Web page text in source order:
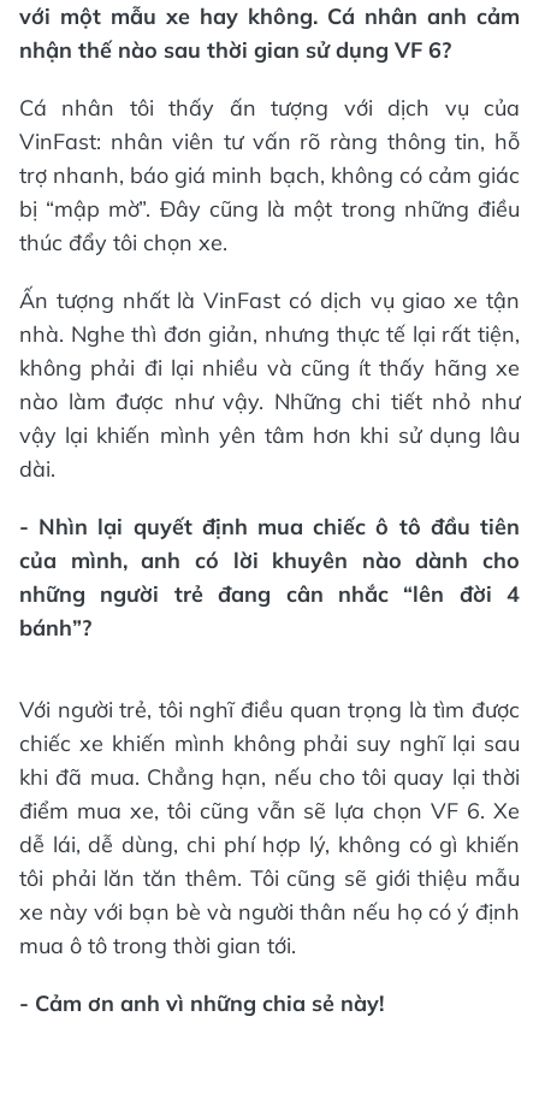
với một mẫu xe hay không. Cá nhân anh cảm
nhận thế nào sau thời gian sử dụng VF 6?
Cá nhân tôi thấy ấn tượng với dịch vụ của
VinFast: nhân viên tư vấn rõ ràng thông tin, hỗ
trợ nhanh, báo giá minh bạch, không có cảm giác
bị “mập mờ”. Đây cũng là một trong những điều
thúc đẩy tôi chọn xe.
Ấn tượng nhất là VinFast có dịch vụ giao xe tận
nhà. Nghe thì đơn giản, nhưng thực tế lại rất tiện,
không phải đi lại nhiều và cũng ít thấy hãng xe
nào làm được như vậy. Những chi tiết nhỏ như
vậy lại khiến mình yên tâm hơn khi sử dụng lâu
dài.
- Nhìn lại quyết định mua chiếc ô tô đầu tiên
của mình, anh có lời khuyên nào dành cho
những người trẻ đang cân nhắc “lên đời 4
bánh”?
Với người trẻ, tôi nghĩ điều quan trọng là tìm được
chiếc xe khiến mình không phải suy nghĩ lại sau
khi đã mua. Chẳng hạn, nếu cho tôi quay lại thời
điểm mua xe, tôi cũng vẫn sẽ lựa chọn VF 6. Xe
dễ lái, dễ dùng, chi phí hợp lý, không có gì khiến
tôi phải lăn tăn thêm. Tôi cũng sẽ giới thiệu mẫu
xe này với bạn bè và người thân nếu họ có ý định
mua ô tô trong thời gian tới.
- Cảm ơn anh vì những chia sẻ này!